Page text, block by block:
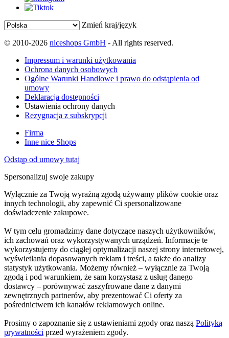
Zmień kraj/język
© 2010-2026 niceshops GmbH - All rights reserved.
Impressum i warunki użytkowania
Ochrona danych osobowych
Ogólne Warunki Handlowe i prawo do odstąpienia od
umowy
Deklaracja dostępności
Ustawienia ochrony danych
Rezygnacja z subskrypcji
Firma
Inne nice Shops
Odstąp od umowy tutaj
Spersonalizuj swoje zakupy
Wyłącznie za Twoją wyraźną zgodą używamy plików cookie oraz
innych technologii, aby zapewnić Ci spersonalizowane
doświadczenie zakupowe.
W tym celu gromadzimy dane dotyczące naszych użytkowników,
ich zachowań oraz wykorzystywanych urządzeń. Informacje te
wykorzystujemy do ciągłej optymalizacji naszej strony internetowej,
wyświetlania dopasowanych reklam i treści, a także do analizy
statystyk użytkowania. Możemy również – wyłącznie za Twoją
zgodą i pod warunkiem, że sam korzystasz z usług danego
dostawcy – porównywać zaszyfrowane dane z danymi
zewnętrznych partnerów, aby prezentować Ci oferty za
pośrednictwem ich kanałów reklamowych online.
Prosimy o zapoznanie się z ustawieniami zgody oraz naszą Polityką
prywatności przed wyrażeniem zgody.